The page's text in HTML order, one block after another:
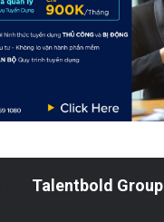
Talentbold Group